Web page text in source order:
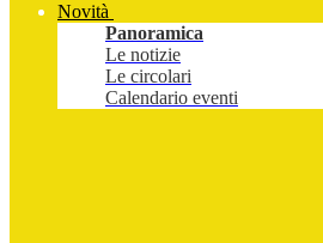
Novità
Panoramica
Le notizie
Le circolari
Calendario eventi